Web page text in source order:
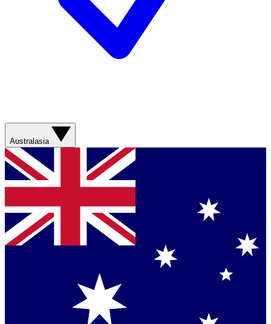
Australasia